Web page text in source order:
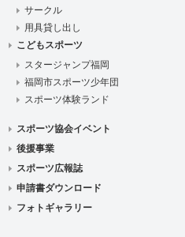
サークル
用具貸し出し
こどもスポーツ
スタージャンプ福岡
福岡市スポーツ少年団
スポーツ体験ランド
スポーツ協会イベント
後援事業
スポーツ広報誌
申請書ダウンロード
フォトギャラリー